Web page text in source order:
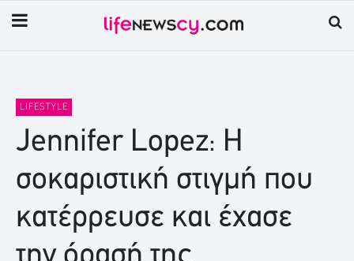
LIFESTYLE
Jennifer Lopez: Η
σοκαριστική στιγμή που
κατέρρευσε και έχασε